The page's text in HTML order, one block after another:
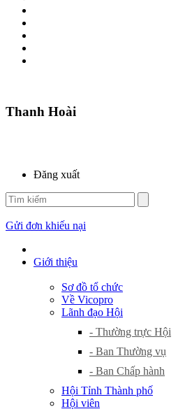
Thanh Hoài
Đăng xuất
Gửi đơn khiếu nại
Giới thiệu
Sơ đồ tổ chức
Về Vicopro
Lãnh đạo Hội
- Thường trực Hội
- Ban Thường vụ
- Ban Chấp hành
Hội Tỉnh Thành phố
Hội viên